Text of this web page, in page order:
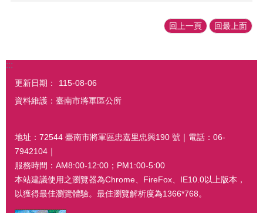
回上一頁 回最上面
:::
更新日期：
115-08-06
資料維護：臺南市將軍區公所
地址：72544 臺南市將軍區忠嘉里忠興190 號｜電話：06-
7942104｜
服務時間：AM8:00-12:00；PM1:00-5:00
本站建議使用之瀏覽器為Chrome、FireFox、IE10.0以上版本，
以獲得最佳瀏覽體驗。最佳瀏覽解析度為1366*768。